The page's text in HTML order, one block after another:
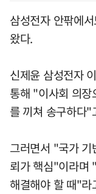
삼성전자 안팎에
왔다.
신제윤 삼성전자
통해 "이사회 의장
를 끼쳐 송구하다"
그러면서 "국가 기
뢰가 핵심"이라며
해결해야 할 때"라